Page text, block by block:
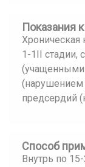
Показания
Хроническая
1-1II стадии,
(учащенными
(нарушением
предсердий
Способ
Внутрь по